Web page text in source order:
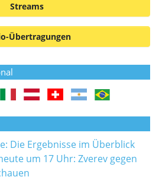
Streams
Übertragungen
Die Ergebnisse im Überblick
um 17 Uhr: Zverev gegen